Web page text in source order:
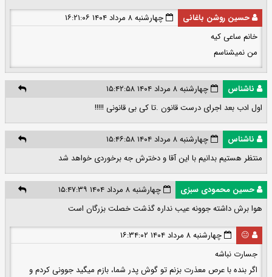
حسین روشن باغانی
چهارشنبه ۸ مرداد ۱۴۰۴ ۱۶:۲۱:۰۶
خانم ساعی کیه
من نمیشناسم
ناشناس
چهارشنبه ۸ مرداد ۱۴۰۴ ۱۵:۴۲:۵۸
اول ادب بعد اجرای درست قانون .تا کی بی قانونی !!!!!
ناشناس
چهارشنبه ۸ مرداد ۱۴۰۴ ۱۵:۴۶:۵۸
منتظر هستیم بدانیم با این آقا و دخترش جه برخوردی خواهد شد
حسین محمودی سبزی
چهارشنبه ۸ مرداد ۱۴۰۴ ۱۵:۴۷:۳۹
هوا برش داشته جوونه عيب نداره گذشت خصلت بزرگان است
😐
چهارشنبه ۸ مرداد ۱۴۰۴ ۱۶:۳۴:۰۲
جسارت نباشه
اگر بنده با عرص معذرت بزنم تو گوش پدر شما، بازم میگید جوونی کردم و